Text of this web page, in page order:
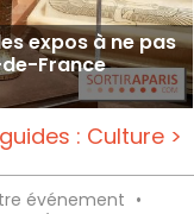
expos à ne pas
France
: Culture >
événement •